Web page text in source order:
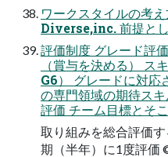
ワークスタイルの考
Diverse,inc. 前提と
評価制度 グレード評
（賞与を決める） ス
G6） グレードに対応
の専門領域の期待ス
評価 チーム目標とそ
取り組みを総合評価
期（半年）に1度評価